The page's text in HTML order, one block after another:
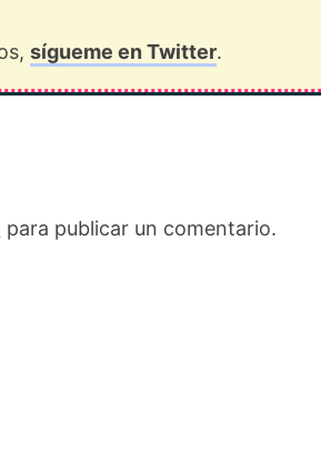
sígueme en Twitter.
para publicar un comentario.